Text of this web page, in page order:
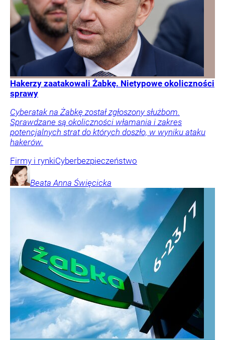
Hakerzy zaatakowali Żabkę. Nietypowe okoliczności
sprawy
Cyberatak na Żabkę został zgłoszony służbom.
Sprawdzane są okoliczności włamania i zakres
potencjalnych strat do których doszło, w wyniku ataku
hakerów.
Firmy i rynkiCyberbezpieczeństwo
Beata Anna Święcicka